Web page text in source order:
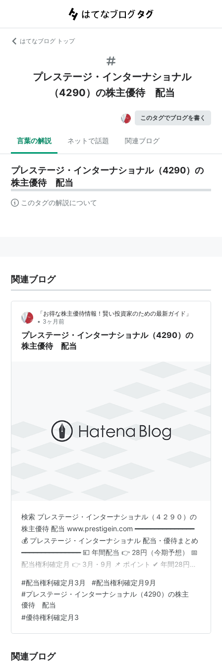
はてなブログ トップ
プレステージ・インターナショナル
（4290）の株主優待 配当
このタグでブログを書く
言葉の解説 ネットで話題 関連ブログ
プレステージ・インターナショナル（4290）の
株主優待 配当
このタグの解説について
関連ブログ
「お得な株主優待情報！賢い投資家のための最新ガイド」
• 3ヶ月前
プレステージ・インターナショナル（4290）の
株主優待 配当
検索 プレステージ・インターナショナル（４２９０）の
株主優待 配当 www.prestigein.com ━━━━━━━━━━━━━━━
💰 プレステージ・インターナショナル 配当・優待まとめ
━━━━━━━━━━━━━━━ 💴 年間配当 👉 28円（今期予想） 📅
配当権利確定月 👉 3月・9月 📌 ポイント ✔ 年間28円配
対象✔ 2026年9月末は創業40周年記念優待あり
━━━━━━━━━━━━━━━🎁 株主優待情報━━━━━━━━━━━━━━━ 📅
🎁 通常優待 QUOカ…
#配当権利確定月3月 #配当権利確定月9月
#プレステージ・インターナショナル（4290）の株主
優待 配当
#優待権利確定月3
関連ブログ